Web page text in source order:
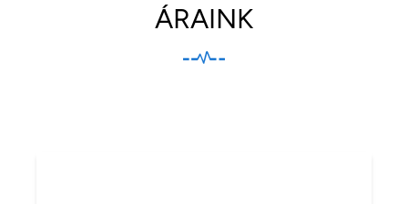
ÁRAINK